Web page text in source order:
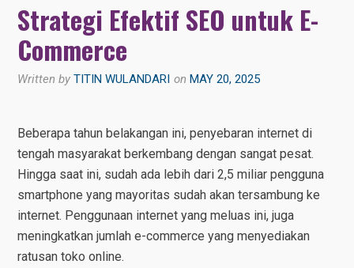
Strategi Efektif SEO untuk E-
Commerce
Written byTITIN WULANDARI on MAY 20, 2025
Beberapa tahun belakangan ini, penyebaran internet di
tengah masyarakat berkembang dengan sangat pesat.
Hingga saat ini, sudah ada lebih dari 2,5 miliar pengguna
smartphone yang mayoritas sudah akan tersambung ke
internet. Penggunaan internet yang meluas ini, juga
meningkatkan jumlah e-commerce yang menyediakan
ratusan toko online.